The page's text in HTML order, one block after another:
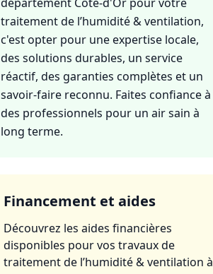
traitement de l’humidité & ventilation,
c'est opter pour une expertise locale,
des solutions durables, un service
réactif, des garanties complètes et un
savoir-faire reconnu. Faites confiance à
des professionnels pour un air sain à
long terme.
Financement et aides
Découvrez les aides financières
disponibles pour vos travaux de
traitement de l’humidité & ventilation à